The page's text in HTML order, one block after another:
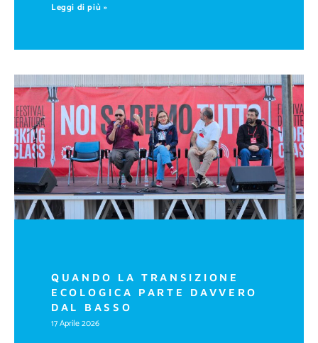
Leggi di più »
QUANDO LA TRANSIZIONE
ECOLOGICA PARTE DAVVERO
DAL BASSO
17 Aprile 2026